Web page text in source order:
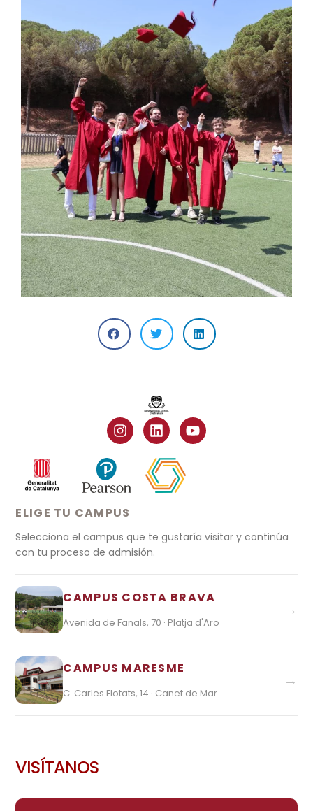
ELIGE TU CAMPUS
Selecciona el campus que te gustaría visitar y continúa
con tu proceso de admisión.
CAMPUS COSTA BRAVA
Avenida de Fanals, 70 · Platja d'Aro
→
CAMPUS MARESME
C. Carles Flotats, 14 · Canet de Mar
→
VISÍTANOS